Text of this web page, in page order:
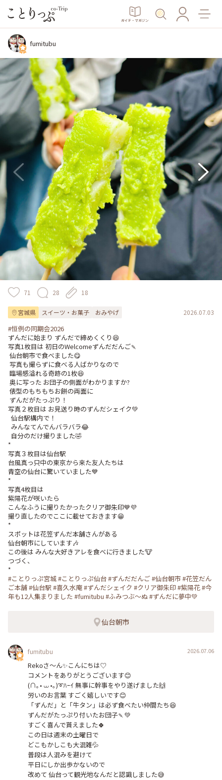
ガイド・マガジン
fumitubu
71 28 18
宮城県 スイーツ・お菓子 おみやげ 2026.07.03
#恒例の同期会2026
ずんだに始まり ずんだで締めくくり😆
写真1枚目は 初日のWelcomeずんだだんご🍡
写真２枚目は お見送り時のずんだシェイク💚
*
写真３枚目は仙台駅
台風真っ只中の東京から来た友人たちは
青空の仙台に驚いていました💙
*
写真4枚目は
紫陽花が咲いたら
こんなふうに撮りたかったクリア御朱印💙💜
撮り直したのでここに載せておきます😁
*
スポットは花笠ずんだ本舗さんがある
仙台朝市にしています🎶
この後は みんな大好きアレを食べに行きました🐮
つづく、
#ことりっぷ宮城#ことりっぷ仙台#ずんだだんご#仙台朝市#花笠だん
ご本舗#仙台駅 #喜久水庵#ずんだシェイク #クリア御朱印#紫陽花#今
年も12人集まりました #fumitubu #ふみつぶ〜ぬ#ずんだに夢中💚
仙台朝市
fumitubu 2026.07.06
Rekoさ〜ん✨️こんにちは♡﻿
コメントをありがとうございます😊
(∩｡• ⩊ •｡)➰ﾊｰｲ 無事に幹事をやり遂げました🙌
労いのお言葉 すごく嬉しいです😊
「ずんだ」と「牛タン」は必ず食べたい仲間たち😆
ずんだがたっぷり付いたお団子🍡💚
すごく喜んで貰えました🍀︎
この日は週末の土曜日で
どこもかしこも大混雑💦
普段は人混みを避けて
平日にしか出歩かないので
改めて 仙台って観光地なんだと認識しました😅